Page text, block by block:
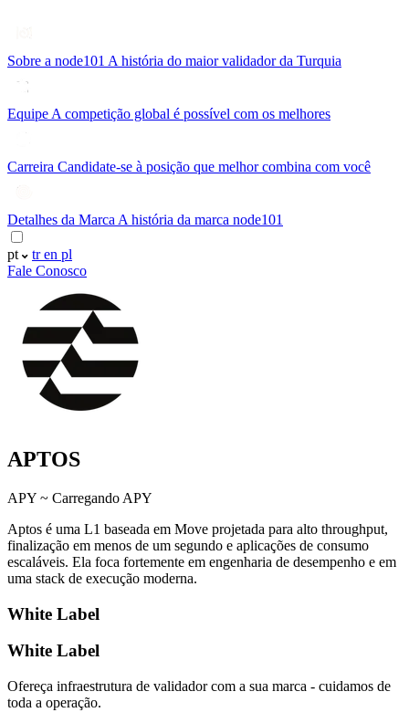
Sobre a node101 A história do maior validador da Turquia
Equipe A competição global é possível com os melhores
Carreira Candidate-se à posição que melhor combina com você
Detalhes da Marca A história da marca node101
pt tren pl
Fale Conosco
APTOS
APY ~ Carregando APY
Aptos é uma L1 baseada em Move projetada para alto throughput,
finalização em menos de um segundo e aplicações de consumo
escaláveis. Ela foca fortemente em engenharia de desempenho e em
uma stack de execução moderna.
White Label
White Label
Ofereça infraestrutura de validador com a sua marca - cuidamos de
toda a operação.